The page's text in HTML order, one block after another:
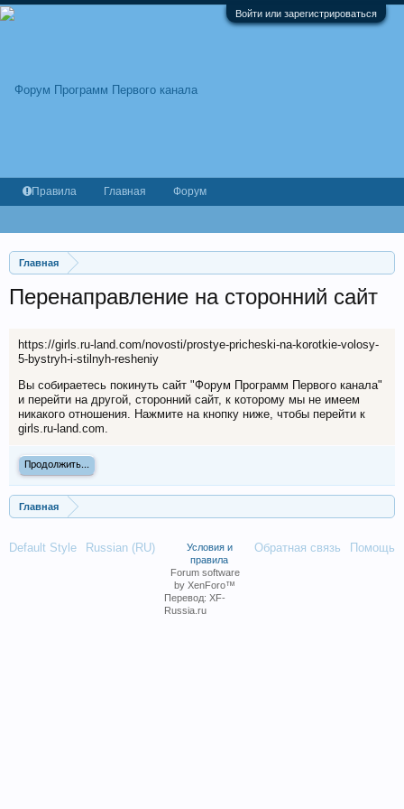
Войти или зарегистрироваться
Главная
Перенаправление на сторонний сайт
https://girls.ru-land.com/novosti/prostye-pricheski-na-korotkie-volosy-
5-bystryh-i-stilnyh-resheniy
Вы собираетесь покинуть сайт "Форум Программ Первого канала"
и перейти на другой, сторонний сайт, к которому мы не имеем
никакого отношения. Нажмите на кнопку ниже, чтобы перейти к
girls.ru-land.com.
Продолжить...
Главная
Правила Главная Форум
Default Style Russian (RU) Обратная связь Помощь
Условия и
правила
Forum software
by XenForo™
Перевод: XF-
Russia.ru